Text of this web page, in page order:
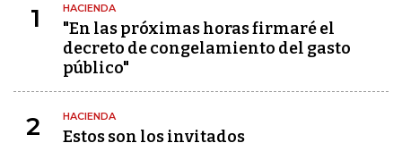
1 HACIENDA
"En las próximas horas firmaré el
decreto de congelamiento del gasto
público"
2 HACIENDA
Estos son los invitados